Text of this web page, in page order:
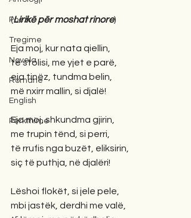
Poezi
Tregime
Novela
Romane
English
Përkthime
(Lirikë për moshat rinore)
Eja moj, kur nata qiellin,
të stolisi, me yjet e parë,
eja tinëz, tundma belin,
më nxirr mallin, si djalë!
Eja moj, shkundma gjirin,
me trupin tënd, si perri,
të rrufis nga buzët, eliksirin,
siç të puthja, në djalëri!
Lëshoi flokët, si jele pele,
mbi jastëk, derdhi me valë,